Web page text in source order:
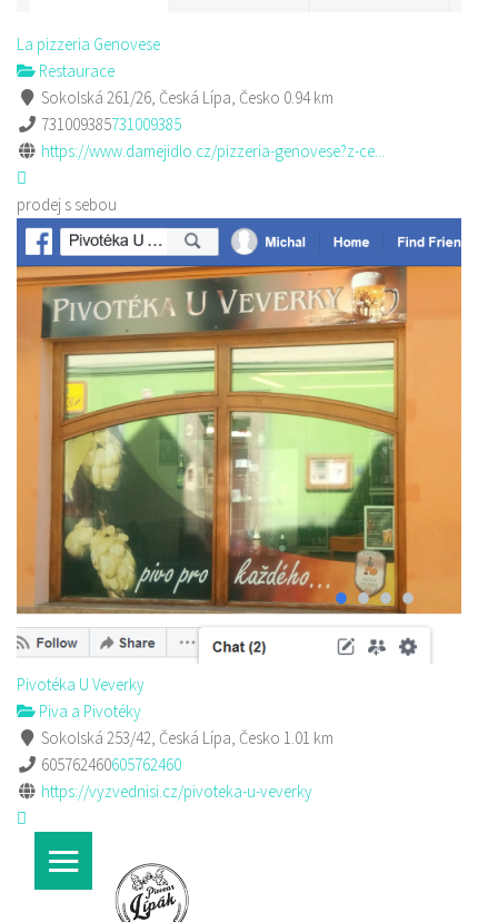
La pizzeria Genovese
Restaurace
Sokolská 261/26, Česká Lípa, Česko 0.94 km
731009385731009385
https://www.damejidlo.cz/pizzeria-genovese?z-ce...
prodej s sebou
Pivotéka U Veverky
Piva a Pivotéky
Sokolská 253/42, Česká Lípa, Česko 1.01 km
605762460605762460
https://vyzvednisi.cz/pivoteka-u-veverky